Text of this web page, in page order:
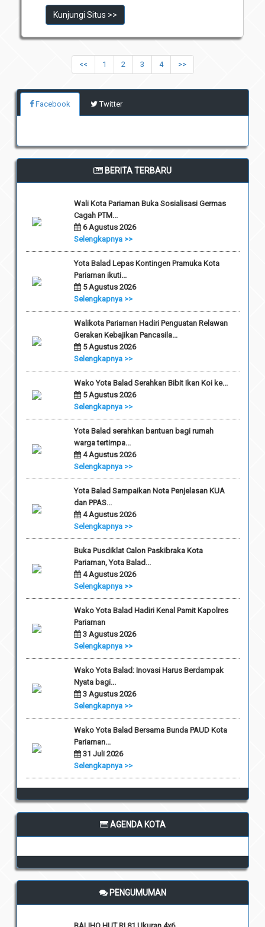
Kunjungi Situs >>
<< 1 2 3 4 >>
Facebook Twitter
BERITA TERBARU
Wali Kota Pariaman Buka Sosialisasi Germas
Cagah PTM...
6 Agustus 2026
Selengkapnya >>
Yota Balad Lepas Kontingen Pramuka Kota
Pariaman ikuti...
5 Agustus 2026
Selengkapnya >>
Walikota Pariaman Hadiri Penguatan Relawan
Gerakan Kebajikan Pancasila...
5 Agustus 2026
Selengkapnya >>
Wako Yota Balad Serahkan Bibit Ikan Koi ke...
5 Agustus 2026
Selengkapnya >>
Yota Balad serahkan bantuan bagi rumah
warga tertimpa...
4 Agustus 2026
Selengkapnya >>
Yota Balad Sampaikan Nota Penjelasan KUA
dan PPAS...
4 Agustus 2026
Selengkapnya >>
Buka Pusdiklat Calon Paskibraka Kota
Pariaman, Yota Balad...
4 Agustus 2026
Selengkapnya >>
Wako Yota Balad Hadiri Kenal Pamit Kapolres
Pariaman
3 Agustus 2026
Selengkapnya >>
Wako Yota Balad: Inovasi Harus Berdampak
Nyata bagi...
3 Agustus 2026
Selengkapnya >>
Wako Yota Balad Bersama Bunda PAUD Kota
Pariaman...
31 Juli 2026
Selengkapnya >>
AGENDA KOTA
PENGUMUMAN
BALIHO HUT RI 81 Ukuran 4x6